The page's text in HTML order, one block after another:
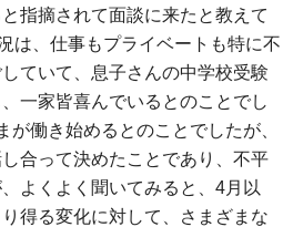
指摘されて面談に来たと教えて
は、仕事もプライベートも特に不
ていて、息子さんの中学校受験
一家皆喜んでいるとのことでし
が働き始めるとのことでしたが、
合って決めたことであり、不平
よくよく聞いてみると、4月以
得る変化に対して、さまざまな